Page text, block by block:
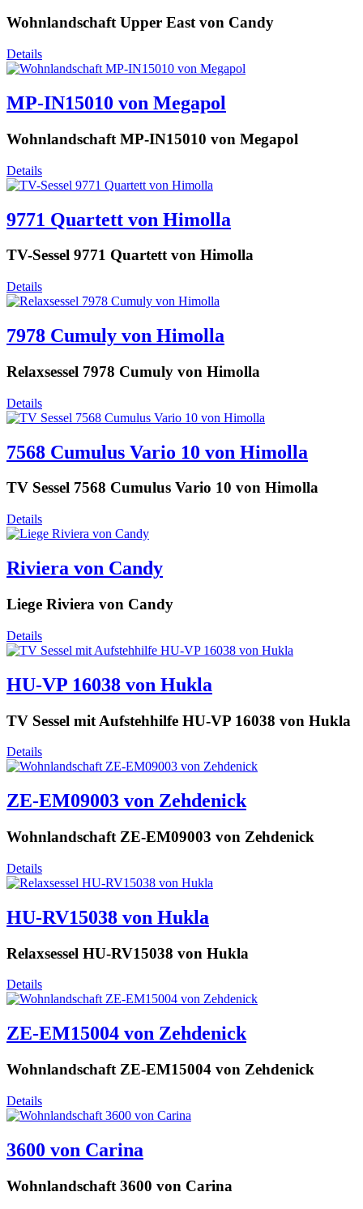
Wohnlandschaft Upper East von Candy
Details
MP-IN15010 von Megapol
Wohnlandschaft MP-IN15010 von Megapol
Details
9771 Quartett von Himolla
TV-Sessel 9771 Quartett von Himolla
Details
7978 Cumuly von Himolla
Relaxsessel 7978 Cumuly von Himolla
Details
7568 Cumulus Vario 10 von Himolla
TV Sessel 7568 Cumulus Vario 10 von Himolla
Details
Riviera von Candy
Liege Riviera von Candy
Details
HU-VP 16038 von Hukla
TV Sessel mit Aufstehhilfe HU-VP 16038 von Hukla
Details
ZE-EM09003 von Zehdenick
Wohnlandschaft ZE-EM09003 von Zehdenick
Details
HU-RV15038 von Hukla
Relaxsessel HU-RV15038 von Hukla
Details
ZE-EM15004 von Zehdenick
Wohnlandschaft ZE-EM15004 von Zehdenick
Details
3600 von Carina
Wohnlandschaft 3600 von Carina